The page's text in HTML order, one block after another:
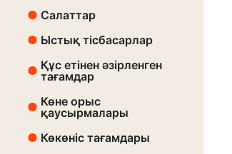
Салаттар
Ыстық тісбасарлар
Құс етінен әзірленген
тағамдар
Көне орыс
қаусырмалары
Көкөніс тағамдары